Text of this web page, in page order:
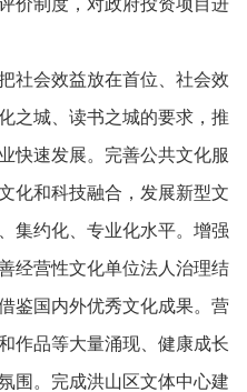
价制度， 对政府投资项目进
社会效益放在首位、 社会效
之城、 读书之城的要求， 推
快速发展。 完善公共文化服
化和科技融合， 发展新型文
集约化、 专业化水平。 增强
经营性文化单位法人治理结
鉴国内外优秀文化成果。 营
作品等大量涌现、 健康成长
围。 完成洪山区文体中心建